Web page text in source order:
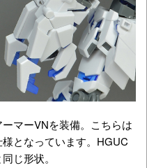
マーVNを装備。こちらは
となっています。HGUC
じ形状。